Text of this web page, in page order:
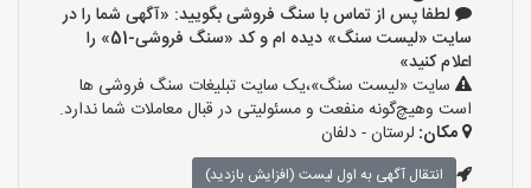
لطفا پس از تماس با سنگ فروشی بگویید: «آگهی شما را در
سایت «لیست سنگ» دیده ام و کد «سنگ فروشی-51» را
اعلام کنید»
سایت «لیست سنگ»،یک سایت تبلیغات سنگ فروشی ها
است وهیچ‌گونه منفعت و مسئولیتی در قبال معاملات شما ندارد.
مکان: لرستان - دلفان
انتقال آگهی به اول لیست (افزایش بازدید)